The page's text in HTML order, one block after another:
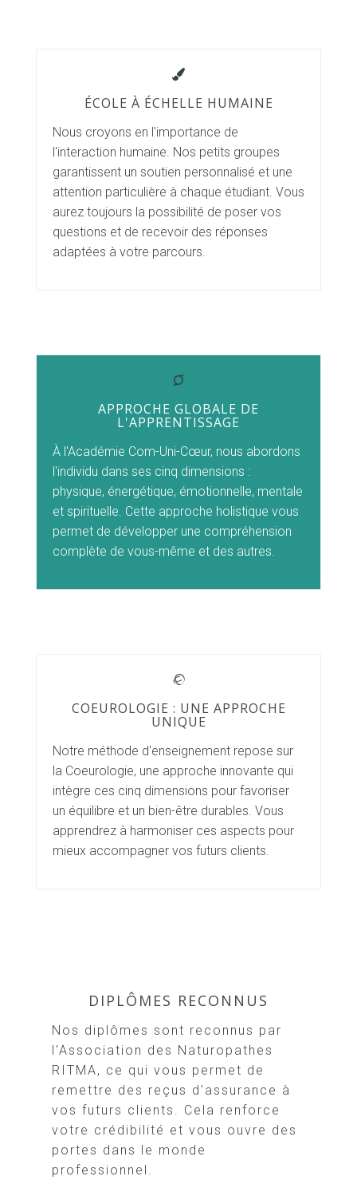
ÉCOLE À ÉCHELLE HUMAINE
Nous croyons en l'importance de
l'interaction humaine. Nos petits groupes
garantissent un soutien personnalisé et une
attention particulière à chaque étudiant. Vous
aurez toujours la possibilité de poser vos
questions et de recevoir des réponses
adaptées à votre parcours.
APPROCHE GLOBALE DE
L'APPRENTISSAGE
À l'Académie Com-Uni-Cœur, nous abordons
l'individu dans ses cinq dimensions :
physique, énergétique, émotionnelle, mentale
et spirituelle. Cette approche holistique vous
permet de développer une compréhension
complète de vous-même et des autres.
COEUROLOGIE : UNE APPROCHE
UNIQUE
Notre méthode d'enseignement repose sur
la Coeurologie, une approche innovante qui
intègre ces cinq dimensions pour favoriser
un équilibre et un bien-être durables. Vous
apprendrez à harmoniser ces aspects pour
mieux accompagner vos futurs clients.
DIPLÔMES RECONNUS
Nos diplômes sont reconnus par
l'Association des Naturopathes
RITMA, ce qui vous permet de
remettre des reçus d'assurance à
vos futurs clients. Cela renforce
votre crédibilité et vous ouvre des
portes dans le monde
professionnel.